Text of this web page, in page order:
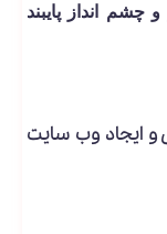
­انداز پایبند
و ایجاد وب سایت